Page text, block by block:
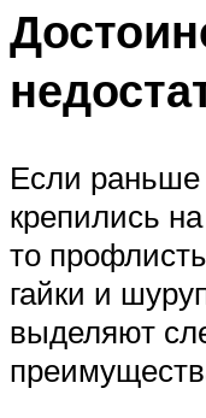
Если раньше
крепились
то
гайки и
выделяют